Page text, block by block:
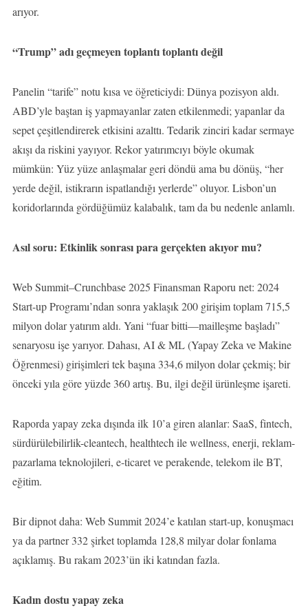
arıyor.
“Trump” adı geçmeyen toplantı toplantı değil
Panelin “tarife” notu kısa ve öğreticiydi: Dünya pozisyon aldı.
ABD’yle baştan iş yapmayanlar zaten etkilenmedi; yapanlar da
sepet çeşitlendirerek etkisini azalttı. Tedarik zinciri kadar sermaye
akışı da riskini yayıyor. Rekor yatırımcıyı böyle okumak
mümkün: Yüz yüze anlaşmalar geri döndü ama bu dönüş, “her
yerde değil, istikrarın ispatlandığı yerlerde” oluyor. Lisbon’un
koridorlarında gördüğümüz kalabalık, tam da bu nedenle anlamlı.
Asıl soru: Etkinlik sonrası para gerçekten akıyor mu?
Web Summit–Crunchbase 2025 Finansman Raporu net: 2024
Start-up Programı’ndan sonra yaklaşık 200 girişim toplam 715,5
milyon dolar yatırım aldı. Yani “fuar bitti—mailleşme başladı”
senaryosu işe yarıyor. Dahası, AI & ML (Yapay Zeka ve Makine
Öğrenmesi) girişimleri tek başına 334,6 milyon dolar çekmiş; bir
önceki yıla göre yüzde 360 artış. Bu, ilgi değil ürünleşme işareti.
Raporda yapay zeka dışında ilk 10’a giren alanlar: SaaS, fintech,
sürdürülebilirlik-cleantech, healthtech ile wellness, enerji, reklam-
pazarlama teknolojileri, e-ticaret ve perakende, telekom ile BT,
eğitim.
Bir dipnot daha: Web Summit 2024’e katılan start-up, konuşmacı
ya da partner 332 şirket toplamda 128,8 milyar dolar fonlama
açıklamış. Bu rakam 2023’ün iki katından fazla.
Kadın dostu yapay zeka